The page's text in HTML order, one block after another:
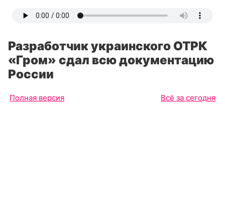
Разработчик украинского ОТРК
«Гром» сдал всю документацию
России
Полная версия Всё за сегодня